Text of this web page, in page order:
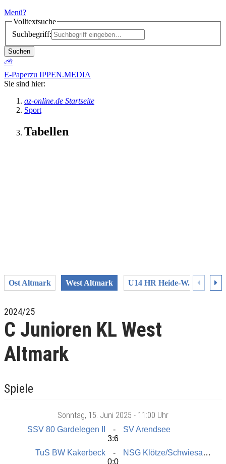
Menü?
Volltextsuche
Suchbegriff:
Suchen
⛅
E-Paperzu IPPEN.MEDIA
Sie sind hier:
az-online.de Startseite
Sport
Tabellen
Ost Altmark West Altmark U14 HR Heide-W. U14
2024/25
C Junioren KL West
Altmark
Spiele
Sonntag, 15. Juni 2025 - 11:00 Uhr
SSV 80 Gardelegen II
SV Arendsee
3:6
TuS BW Kakerbeck
NSG Klötze/Schwiesau/Jahrstedt
0:0